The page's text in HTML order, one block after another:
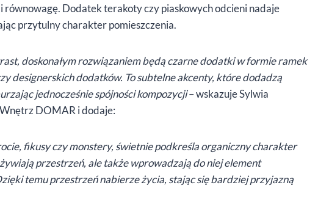
Dodatek terakoty czy piaskowych odcieni nadaje
przytulny charakter pomieszczenia.
doskonałym rozwiązaniem będą czarne dodatki w formie ramek
designerskich dodatków. To subtelne akcenty, które dodadzą
jednocześnie spójności kompozycji– wskazuje Sylwia
DOMAR i dodaje:
fikusy czy monstery, świetnie podkreśla organiczny charakter
przestrzeń, ale także wprowadzają do niej element
temu przestrzeń nabierze życia, stając się bardziej przyjazną